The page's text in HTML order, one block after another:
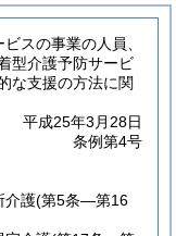
スの事業の人員、
型介護予防サービ
な支援の方法に関
平成25年3月28日
条例第4号
介護(第5条―第16